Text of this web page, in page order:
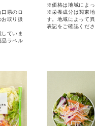
県のロ
取り扱
ていま
品ラベル
※価格は地域によっ
※栄養成分は関東
す。地域によって
表記をご確認くださ